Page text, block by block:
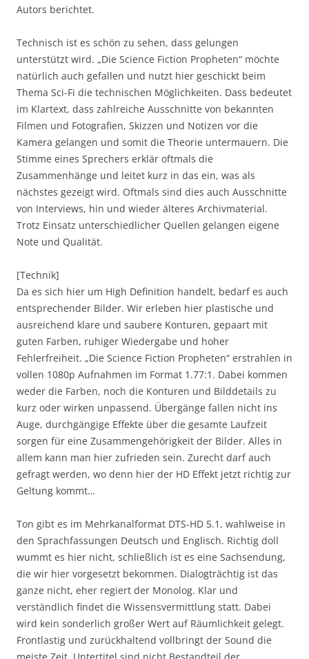
Autors berichtet.
Technisch ist es schön zu sehen, dass gelungen
unterstützt wird. „Die Science Fiction Propheten“ möchte
natürlich auch gefallen und nutzt hier geschickt beim
Thema Sci-Fi die technischen Möglichkeiten. Dass bedeutet
im Klartext, dass zahlreiche Ausschnitte von bekannten
Filmen und Fotografien, Skizzen und Notizen vor die
Kamera gelangen und somit die Theorie untermauern. Die
Stimme eines Sprechers erklär oftmals die
Zusammenhänge und leitet kurz in das ein, was als
nächstes gezeigt wird. Oftmals sind dies auch Ausschnitte
von Interviews, hin und wieder älteres Archivmaterial.
Trotz Einsatz unterschiedlicher Quellen gelangen eigene
Note und Qualität.
[Technik]
Da es sich hier um High Definition handelt, bedarf es auch
entsprechender Bilder. Wir erleben hier plastische und
ausreichend klare und saubere Konturen, gepaart mit
guten Farben, ruhiger Wiedergabe und hoher
Fehlerfreiheit. „Die Science Fiction Propheten“ erstrahlen in
vollen 1080p Aufnahmen im Format 1.77:1. Dabei kommen
weder die Farben, noch die Konturen und Bilddetails zu
kurz oder wirken unpassend. Übergänge fallen nicht ins
Auge, durchgängige Effekte über die gesamte Laufzeit
sorgen für eine Zusammengehörigkeit der Bilder. Alles in
allem kann man hier zufrieden sein. Zurecht darf auch
gefragt werden, wo denn hier der HD Effekt jetzt richtig zur
Geltung kommt…
Ton gibt es im Mehrkanalformat DTS-HD 5.1, wahlweise in
den Sprachfassungen Deutsch und Englisch. Richtig doll
wummt es hier nicht, schließlich ist es eine Sachsendung,
die wir hier vorgesetzt bekommen. Dialogträchtig ist das
ganze nicht, eher regiert der Monolog. Klar und
verständlich findet die Wissensvermittlung statt. Dabei
wird kein sonderlich großer Wert auf Räumlichkeit gelegt.
Frontlastig und zurückhaltend vollbringt der Sound die